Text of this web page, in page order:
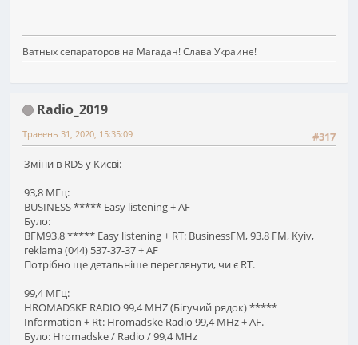
Ватных сепараторов на Магадан! Слава Украине!
Radio_2019
#317
Травень 31, 2020, 15:35:09
Зміни в RDS у Києві:
93,8 МГц:
BUSINESS ***** Easy listening + AF
Було:
BFM93.8 ***** Easy listening + RT: BusinessFM, 93.8 FM, Kyiv,
reklama (044) 537-37-37 + AF
Потрібно ще детальніше переглянути, чи є RT.
99,4 МГц:
HROMADSKE RADIO 99,4 MHZ (Бігучий рядок) *****
Information + Rt: Hromadske Radio 99,4 MHz + AF.
Було: Hromadske / Radio / 99,4 MHz